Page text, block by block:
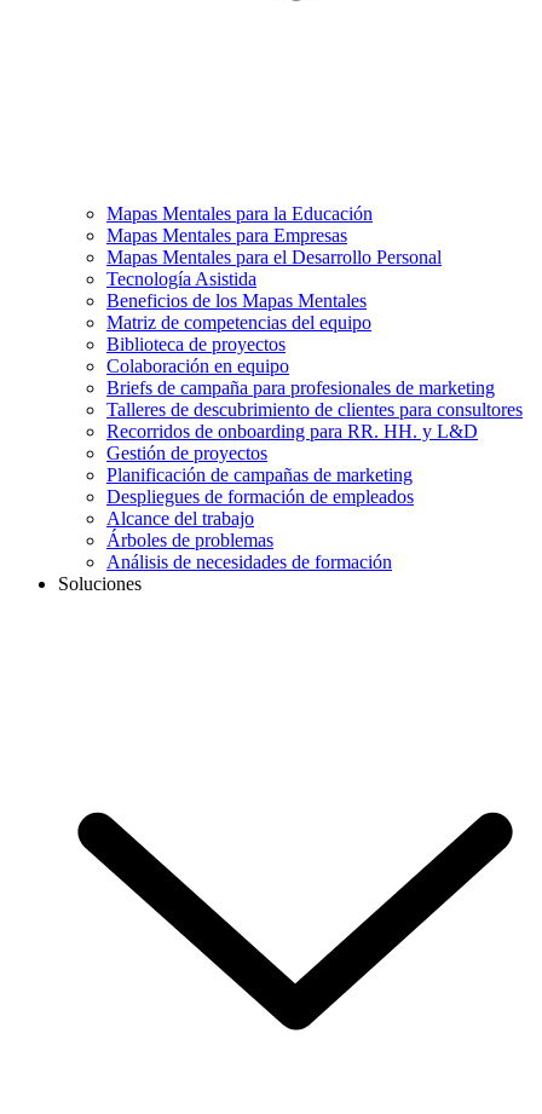
Mapas Mentales para la Educación
Mapas Mentales para Empresas
Mapas Mentales para el Desarrollo Personal
Tecnología Asistida
Beneficios de los Mapas Mentales
Matriz de competencias del equipo
Biblioteca de proyectos
Colaboración en equipo
Briefs de campaña para profesionales de marketing
Talleres de descubrimiento de clientes para consultores
Recorridos de onboarding para RR. HH. y L&D
Gestión de proyectos
Planificación de campañas de marketing
Despliegues de formación de empleados
Alcance del trabajo
Árboles de problemas
Análisis de necesidades de formación
Soluciones